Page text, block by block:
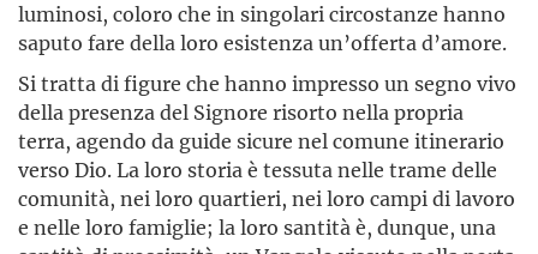
luminosi, coloro che in singolari circostanze hanno
saputo fare della loro esistenza un’offerta d’amore.
Si tratta di figure che hanno impresso un segno vivo
della presenza del Signore risorto nella propria
terra, agendo da guide sicure nel comune itinerario
verso Dio. La loro storia è tessuta nelle trame delle
comunità, nei loro quartieri, nei loro campi di lavoro
e nelle loro famiglie; la loro santità è, dunque, una